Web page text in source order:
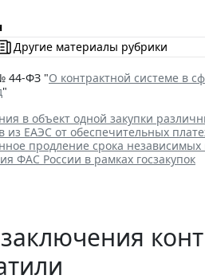
Другие материалы рубрики
44-ФЗ "О контрактной системе в
"
в объект одной закупки
из ЕАЭС от обеспечительных
продление срока независимых
ФАС России в рамках госзакупок